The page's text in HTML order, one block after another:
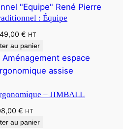
: Équipe
€ HT
au panier
– JIMBALL
€ HT
au panier